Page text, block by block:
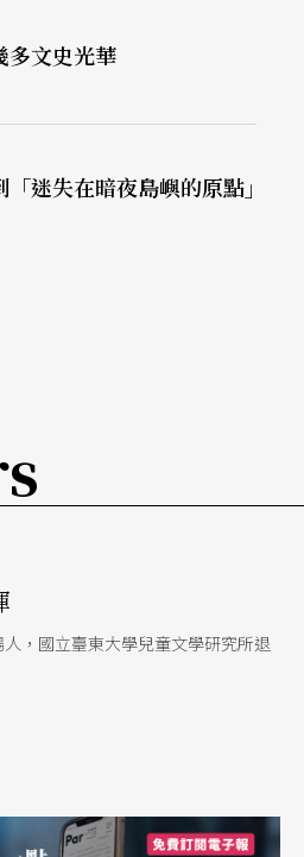
待這樣一個新的表演團體，
，劇場不需要等待彼得．
可以自由飛翔的小飛俠。
範學院戲劇研究所副教授
多文史光華
迷失在暗夜島嶼的原點」
人，國立臺東大學兒童文學研究所退